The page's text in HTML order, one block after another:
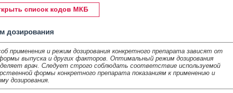
список кодов МКБ
дозирования
применения и режим дозирования конкретного препарата зависят от
выпуска и других факторов. Оптимальный режим дозирования
врач. Следует строго соблюдать соответствие используемой
формы конкретного препарата показаниям к применению и
дозирования.